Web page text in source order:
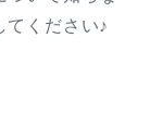
てください♪